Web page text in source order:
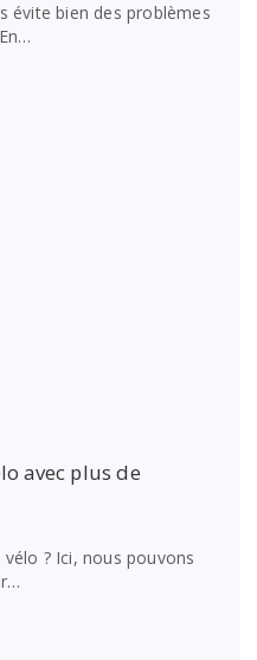
évite bien des problèmes
avec plus de
? Ici, nous pouvons